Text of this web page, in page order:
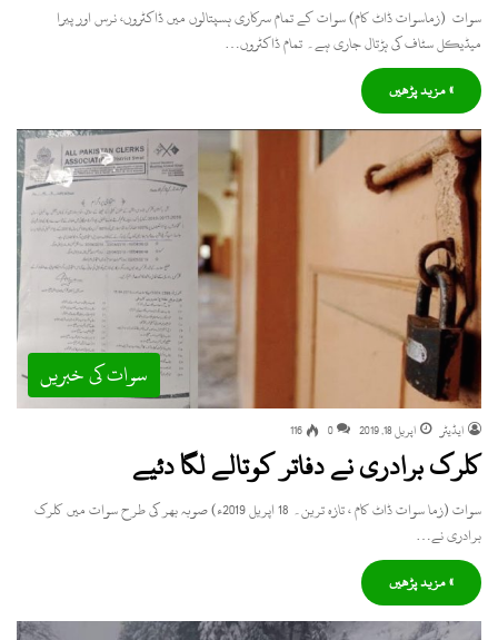
سوات (زماسوات ڈاٹ کام) سوات کے تمام سرکاری ہسپتالوں میں ڈاکٹروں، نرس اور پیرا
میڈیکل سٹاف کی ہڑتال جاری ہے۔ تمام ڈاکٹروں…
» مزید پڑھیں
سوات کی خبریں
ایڈیٹر اپریل 18, 2019 0
116
کلرک برادری نے دفاتر کوتالے لگا دئیے
سوات (زما سوات ڈاٹ کام ، تازہ ترین۔ 18 اپریل 2019ء) صوبہ بھر کی طرح سوات میں کلرک
برادری نے…
» مزید پڑھیں